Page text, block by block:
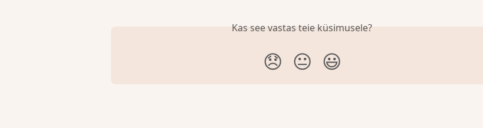
Kas see vastas teie küsimusele?
😞 😐 😃